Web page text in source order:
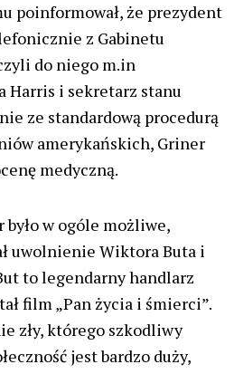
poinformował, że prezydent
z Gabinetu
do niego m.in
Harris i sekretarz stanu
ze standardową procedurą
amerykańskich, Griner
medyczną.
w ogóle możliwe,
uwolnienie Wiktora Buta i
to legendarny handlarz
film „Pan życia i śmierci”.
zły, którego szkodliwy
jest bardzo duży,